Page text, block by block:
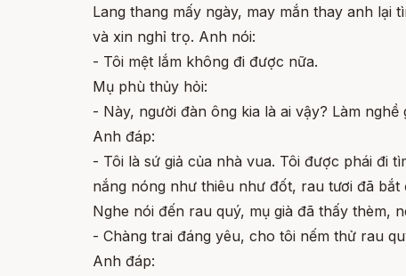
Lang thang mấy ngày, may mắn thay anh
và xin nghỉ trọ. Anh nói:
- Tôi mệt lắm không đi được nữa.
Mụ phù thủy hỏi:
- Này, người đàn ông kia là ai vậy? Làm nghề
Anh đáp:
- Tôi là sứ giả của nhà vua. Tôi được phái đi
nắng nóng như thiêu như đốt, rau tươi đã
Nghe nói đến rau quý, mụ già đã thấy thèm,
- Chàng trai đáng yêu, cho tôi nếm thử rau
Anh đáp: